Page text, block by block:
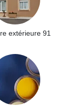
extérieure 91